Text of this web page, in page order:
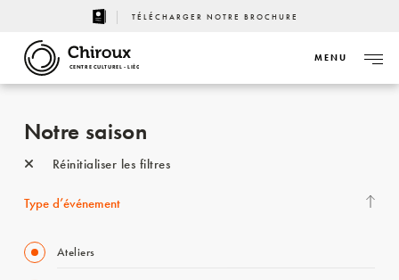
TÉLÉCHARGER NOTRE BROCHURE
CENTRE CULTUREL - LIÈGE
MENU
Notre saison
Réinitialiser les filtres
Type d’événement
Ateliers